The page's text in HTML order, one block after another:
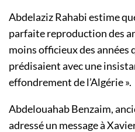
Abdelaziz Rahabi estime
parfaite reproduction des
moins officieux des
prédisaient avec une
effondrement de l’Algérie ».
Abdelouahab Benzaim,
adressé un message à